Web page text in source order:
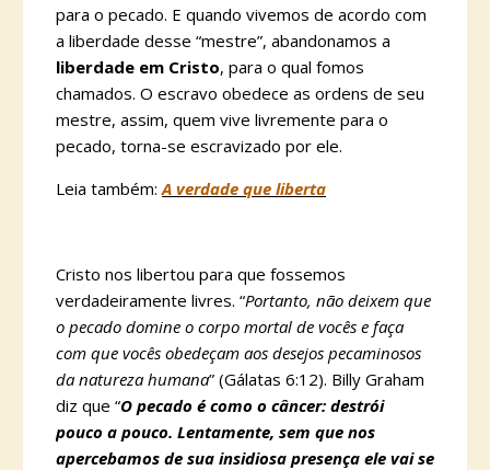
para o pecado. E quando vivemos de acordo com
a liberdade desse “mestre”, abandonamos a
liberdade em Cristo, para o qual fomos
chamados. O escravo obedece as ordens de seu
mestre, assim, quem vive livremente para o
pecado, torna-se escravizado por ele.
Leia também:A verdade que liberta
Cristo nos libertou para que fossemos
verdadeiramente livres. “Portanto, não deixem que
o pecado domine o corpo mortal de vocês e faça
com que vocês obedeçam aos desejos pecaminosos
da natureza humana” (Gálatas 6:12). Billy Graham
diz que “O pecado é como o câncer: destrói
pouco a pouco. Lentamente, sem que nos
apercebamos de sua insidiosa presença ele vai se